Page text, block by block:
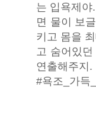
는 입욕제
면 물이 보
키고 몸을
고 숨어있
연출해주지
#욕조_가득